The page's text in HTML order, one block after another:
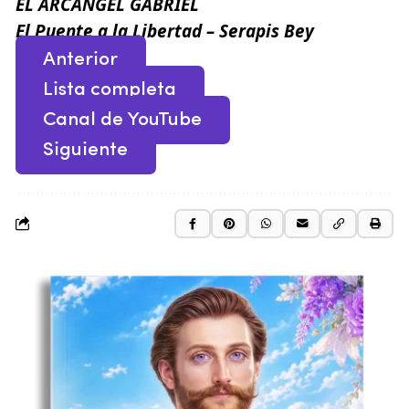
EL ARCÁNGEL GABRIEL
El Puente a la Libertad – Serapis Bey
Anterior
Lista completa
Canal de YouTube
Siguiente